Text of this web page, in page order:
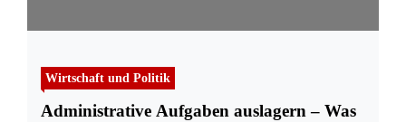
Wirtschaft und Politik
Administrative Aufgaben auslagern – Was